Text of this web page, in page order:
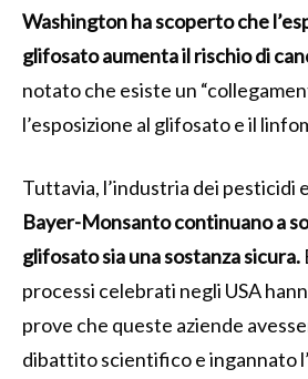
Washington ha scoperto che
glifosato aumenta il rischio di
notato che esiste un
l’esposizione al glifosato e il
Tuttavia, l’industria dei pesticidi e
Bayer-Monsanto continuano a
glifosato sia una sostanza sicura.
processi celebrati negli USA
prove che queste aziende
dibattito scientifico e ingannato